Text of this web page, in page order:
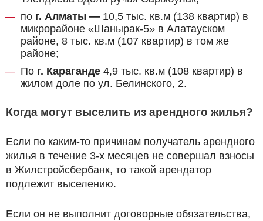
по г. Алматы — 10,5 тыс. кв.м (138 квартир) в
микрорайоне «Шанырак-5» в Алатауском
районе, 8 тыс. кв.м (107 квартир) в том же
районе;
По г. Караганде 4,9 тыс. кв.м (108 квартир) в
жилом доле по ул. Белинского, 2.
Когда могут выселить из арендного жилья?
Если по каким-то причинам получатель арендного
жилья в течение 3-х месяцев не совершал взносы
в Жилстройсбербанк, то такой арендатор
подлежит выселению.
Если он не выполнит договорные обязательства,